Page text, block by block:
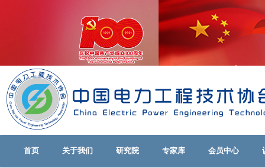
首页 关于我们 研究院 专家库 会员中心